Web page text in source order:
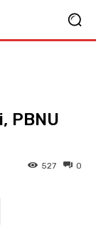
PBNU
0
527